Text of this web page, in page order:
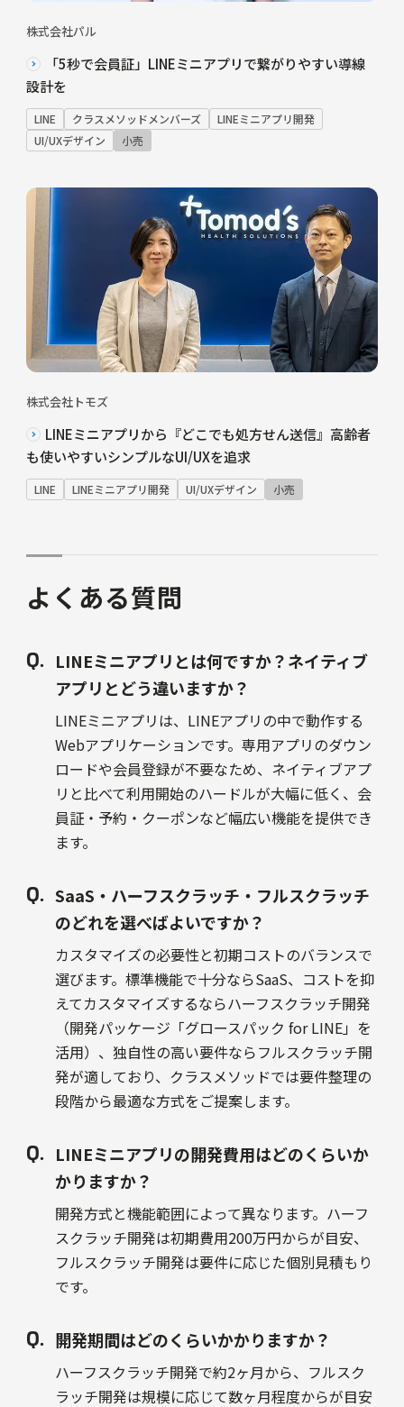
株式会社パル
「5秒で会員証」LINEミニアプリで繋がりやすい導線
設計を
LINE クラスメソッドメンバーズ
LINEミニアプリ開発
UI/UXデザイン
小売
株式会社トモズ
LINEミニアプリから『どこでも処方せん送信』高齢者
も使いやすいシンプルなUI/UXを追求
LINE LINEミニアプリ開発 UI/UXデザイン 小売
よくある質問
LINEミニアプリとは何ですか？ネイティブ
アプリとどう違いますか？
LINEミニアプリは、LINEアプリの中で動作する
Webアプリケーションです。専用アプリのダウン
ロードや会員登録が不要なため、ネイティブアプ
リと比べて利用開始のハードルが大幅に低く、会
員証・予約・クーポンなど幅広い機能を提供でき
ます。
SaaS・ハーフスクラッチ・フルスクラッチ
のどれを選べばよいですか？
カスタマイズの必要性と初期コストのバランスで
選びます。標準機能で十分ならSaaS、コストを抑
えてカスタマイズするならハーフスクラッチ開発
（開発パッケージ「グロースパック for LINE」を
活用）、独自性の高い要件ならフルスクラッチ開
発が適しており、クラスメソッドでは要件整理の
段階から最適な方式をご提案します。
LINEミニアプリの開発費用はどのくらいか
かりますか？
開発方式と機能範囲によって異なります。ハーフ
スクラッチ開発は初期費用200万円からが目安、
フルスクラッチ開発は要件に応じた個別見積もり
です。
開発期間はどのくらいかかりますか？
ハーフスクラッチ開発で約2ヶ月から、フルスク
ラッチ開発は規模に応じて数ヶ月程度からが目安